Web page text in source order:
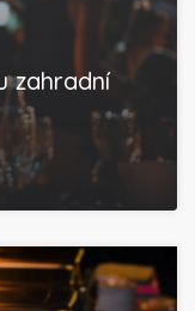
zahradní